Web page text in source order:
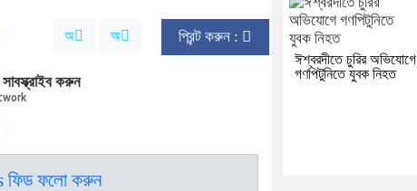
অ অ প্রিন্ট করুন :
সাবস্ক্রাইব করুন
ফিড ফলো করুন
ঈশ্বরদীতে চুরির অভিযোগে
গণপিটুনিতে যুবক নিহত